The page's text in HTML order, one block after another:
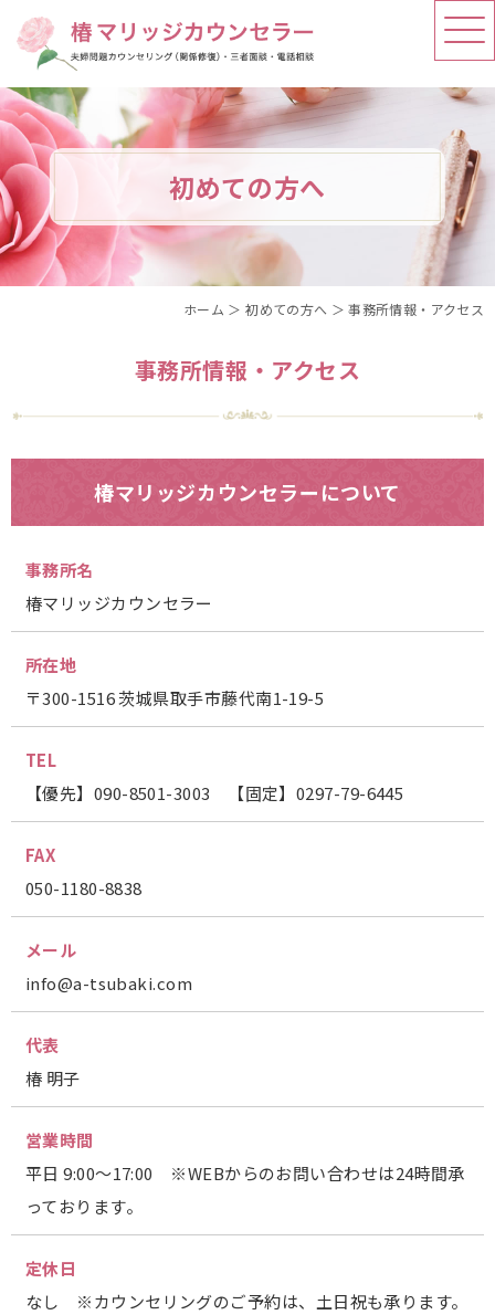
初めての方へ
ホーム ＞ 初めての方へ ＞ 事務所情報・アクセス
事務所情報・アクセス
椿マリッジカウンセラーについて
事務所名
椿マリッジカウンセラー
所在地
〒300-1516 茨城県取手市藤代南1-19-5
TEL
【優先】090-8501-3003 【固定】0297-79-6445
FAX
050-1180-8838
メール
info@a-tsubaki.com
代表
椿 明子
営業時間
平日 9:00～17:00 ※WEBからのお問い合わせは24時間承
っております。
定休日
なし ※カウンセリングのご予約は、土日祝も承ります。